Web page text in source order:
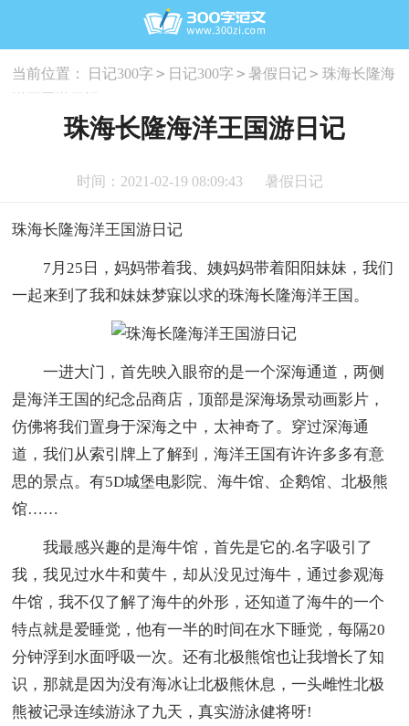
当前位置： 日记300字 > 日记300字 > 暑假日记 > 珠海长隆海
珠海长隆海洋王国游日记
时间：2021-02-19 08:09:43 暑假日记
珠海长隆海洋王国游日记
7月25日，妈妈带着我、姨妈妈带着阳阳妹妹，我们
一起来到了我和妹妹梦寐以求的珠海长隆海洋王国。
一进大门，首先映入眼帘的是一个深海通道，两侧
是海洋王国的纪念品商店，顶部是深海场景动画影片，
仿佛将我们置身于深海之中，太神奇了。穿过深海通
道，我们从索引牌上了解到，海洋王国有许许多多有意
思的景点。有5D城堡电影院、海牛馆、企鹅馆、北极熊
馆……
我最感兴趣的是海牛馆，首先是它的.名字吸引了
我，我见过水牛和黄牛，却从没见过海牛，通过参观海
牛馆，我不仅了解了海牛的外形，还知道了海牛的一个
特点就是爱睡觉，他有一半的时间在水下睡觉，每隔20
分钟浮到水面呼吸一次。还有北极熊馆也让我增长了知
识，那就是因为没有海冰让北极熊休息，一头雌性北极
熊被记录连续游泳了九天，真实游泳健将呀!